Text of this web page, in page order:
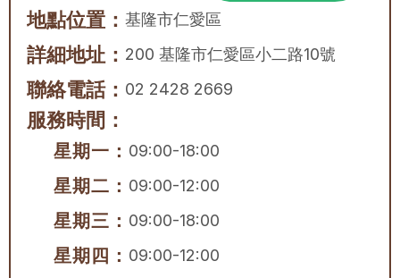
地點位置： 基隆市仁愛區
詳細地址： 200 基隆市仁愛區小二路10號
聯絡電話： 02 2428 2669
服務時間：
星期一： 09:00-18:00
星期二： 09:00-12:00
星期三： 09:00-18:00
星期四： 09:00-12:00